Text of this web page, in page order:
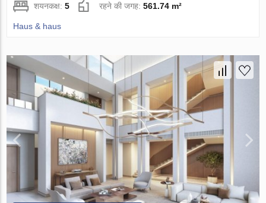
शयनकक्ष:5 रहने की जगह:561.74 m²
Haus & haus